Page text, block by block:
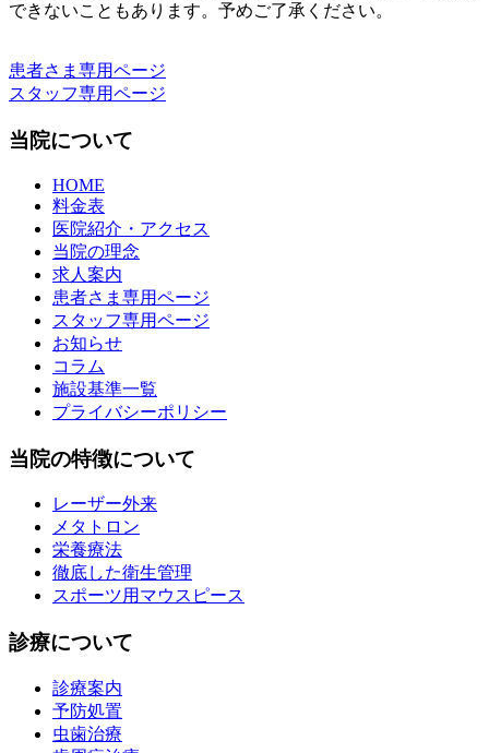
できないこともあります。予めご了承ください。
患者さま専用ページ
スタッフ専用ページ
当院について
HOME
料金表
医院紹介・アクセス
当院の理念
求人案内
患者さま専用ページ
スタッフ専用ページ
お知らせ
コラム
施設基準一覧
プライバシーポリシー
当院の特徴について
レーザー外来
メタトロン
栄養療法
徹底した衛生管理
スポーツ用マウスピース
診療について
診療案内
予防処置
虫歯治療